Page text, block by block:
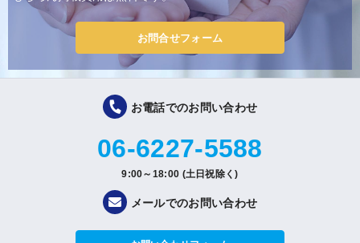
お問合せフォーム
お電話でのお問い合わせ
06-6227-5588
9:00～18:00 (土日祝除く)
メールでのお問い合わせ